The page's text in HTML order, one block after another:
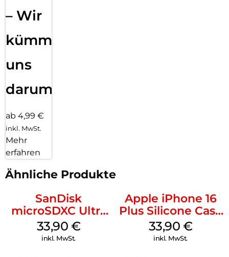
– Wir
kümmern
uns
darum!
ab 4,99 €
inkl. MwSt.
Mehr
erfahren
Ähnliche Produkte
SanDisk
microSDXC Ultra
128 GB + Adapter
Mobile
33,90 €
inkl. MwSt.
Apple iPhone 16
Plus Silicone Case
MagSafe Lake
Green
33,90 €
inkl. MwSt.